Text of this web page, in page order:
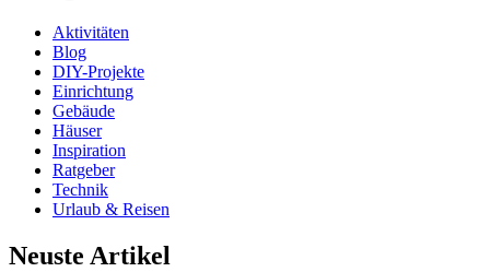
Aktivitäten
Blog
DIY-Projekte
Einrichtung
Gebäude
Häuser
Inspiration
Ratgeber
Technik
Urlaub & Reisen
Neuste Artikel